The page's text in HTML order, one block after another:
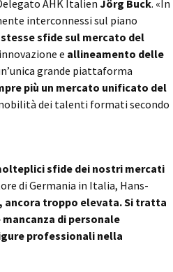
AHK Italien Jörg Buck. «In
interconnessi sul piano
sfide sul mercato del
e allineamento delle
grande piattaforma
più un mercato unificato del
dei talenti formati secondo
sfide dei nostri mercati
di Germania in Italia, Hans-
ancora troppo elevata. Si tratta
di personale
professionali nella